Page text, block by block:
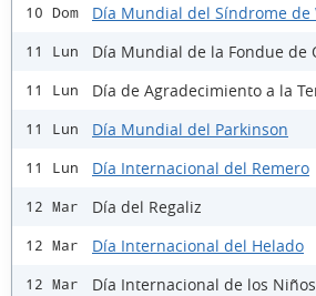
10 Dom Día Mundial del Síndrome de
11 Lun Día Mundial de la Fondue de
11 Lun Día de Agradecimiento a la
11 Lun Día Mundial del Parkinson
11 Lun Día Internacional del Remero
12 Mar Día del Regaliz
12 Mar Día Internacional del Helado
12 Mar Día Internacional de los